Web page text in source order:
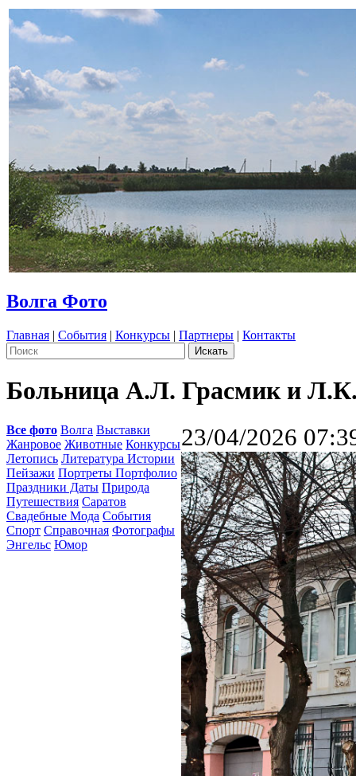
Волга Фото
Главная | События | Конкурсы | Партнеры | Контакты
Больница А.Л. Грасмик и Л.К.
Все фото Волга Выставки
Жанровое Животные Конкурсы
Летопись Литература Истории
Пейзажи Портреты Портфолио
Праздники Даты Природа
Путешествия Саратов
Свадебные Мода События
Спорт Справочная Фотографы
Энгельс Юмор
23/04/2026